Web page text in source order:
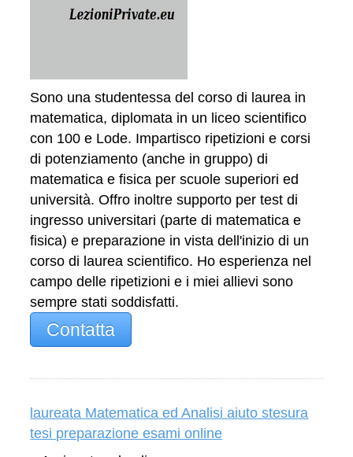
Sono una studentessa del corso di laurea in
matematica, diplomata in un liceo scientifico
con 100 e Lode. Impartisco ripetizioni e corsi
di potenziamento (anche in gruppo) di
matematica e fisica per scuole superiori ed
università. Offro inoltre supporto per test di
ingresso universitari (parte di matematica e
fisica) e preparazione in vista dell'inizio di un
corso di laurea scientifico. Ho esperienza nel
campo delle ripetizioni e i miei allievi sono
sempre stati soddisfatti.
Contatta
laureata Matematica ed Analisi aiuto stesura
tesi preparazione esami online